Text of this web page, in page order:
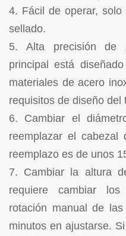
4. Fácil de operar, solo
sellado.
5. Alta precisión de
principal está
materiales de acero
requisitos de diseño del
6. Cambiar el
reemplazar el
reemplazo es de unos
7. Cambiar la altura
requiere cambiar
rotación manual de
minutos en ajustarse.